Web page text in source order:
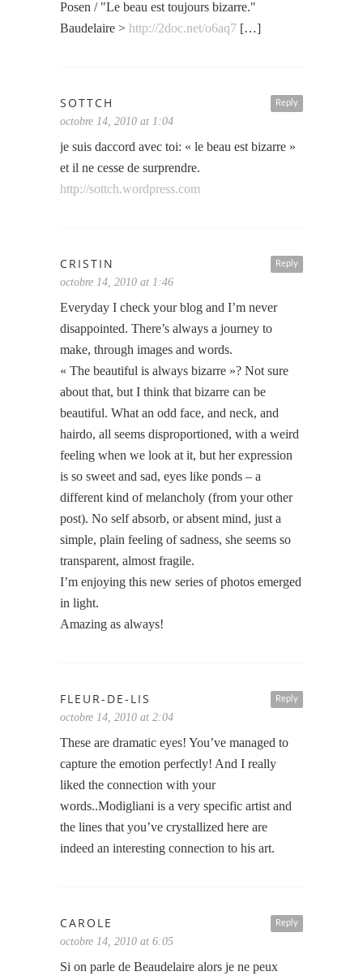
Posen / "Le beau est toujours bizarre."
Baudelaire > http://2doc.net/o6aq7 […]
Reply
SOTTCH
octobre 14, 2010 at 1:04
je suis daccord avec toi: « le beau est bizarre »
et il ne cesse de surprendre.
http://sottch.wordpress.com
Reply
CRISTIN
octobre 14, 2010 at 1:46
Everyday I check your blog and I’m never
disappointed. There’s always a journey to
make, through images and words.
« The beautiful is always bizarre »? Not sure
about that, but I think that bizarre can be
beautiful. What an odd face, and neck, and
hairdo, all seems disproportioned, with a weird
feeling when we look at it, but her expression
is so sweet and sad, eyes like ponds – a
different kind of melancholy (from your other
post). No self absorb, or absent mind, just a
simple, plain feeling of sadness, she seems so
transparent, almost fragile.
I’m enjoying this new series of photos emerged
in light.
Amazing as always!
Reply
FLEUR-DE-LIS
octobre 14, 2010 at 2:04
These are dramatic eyes! You’ve managed to
capture the emotion perfectly! And I really
liked the connection with your
words..Modigliani is a very specific artist and
the lines that you’ve crystallized here are
indeed an interesting connection to his art.
Reply
CAROLE
octobre 14, 2010 at 6:05
Si on parle de Beaudelaire alors je ne peux